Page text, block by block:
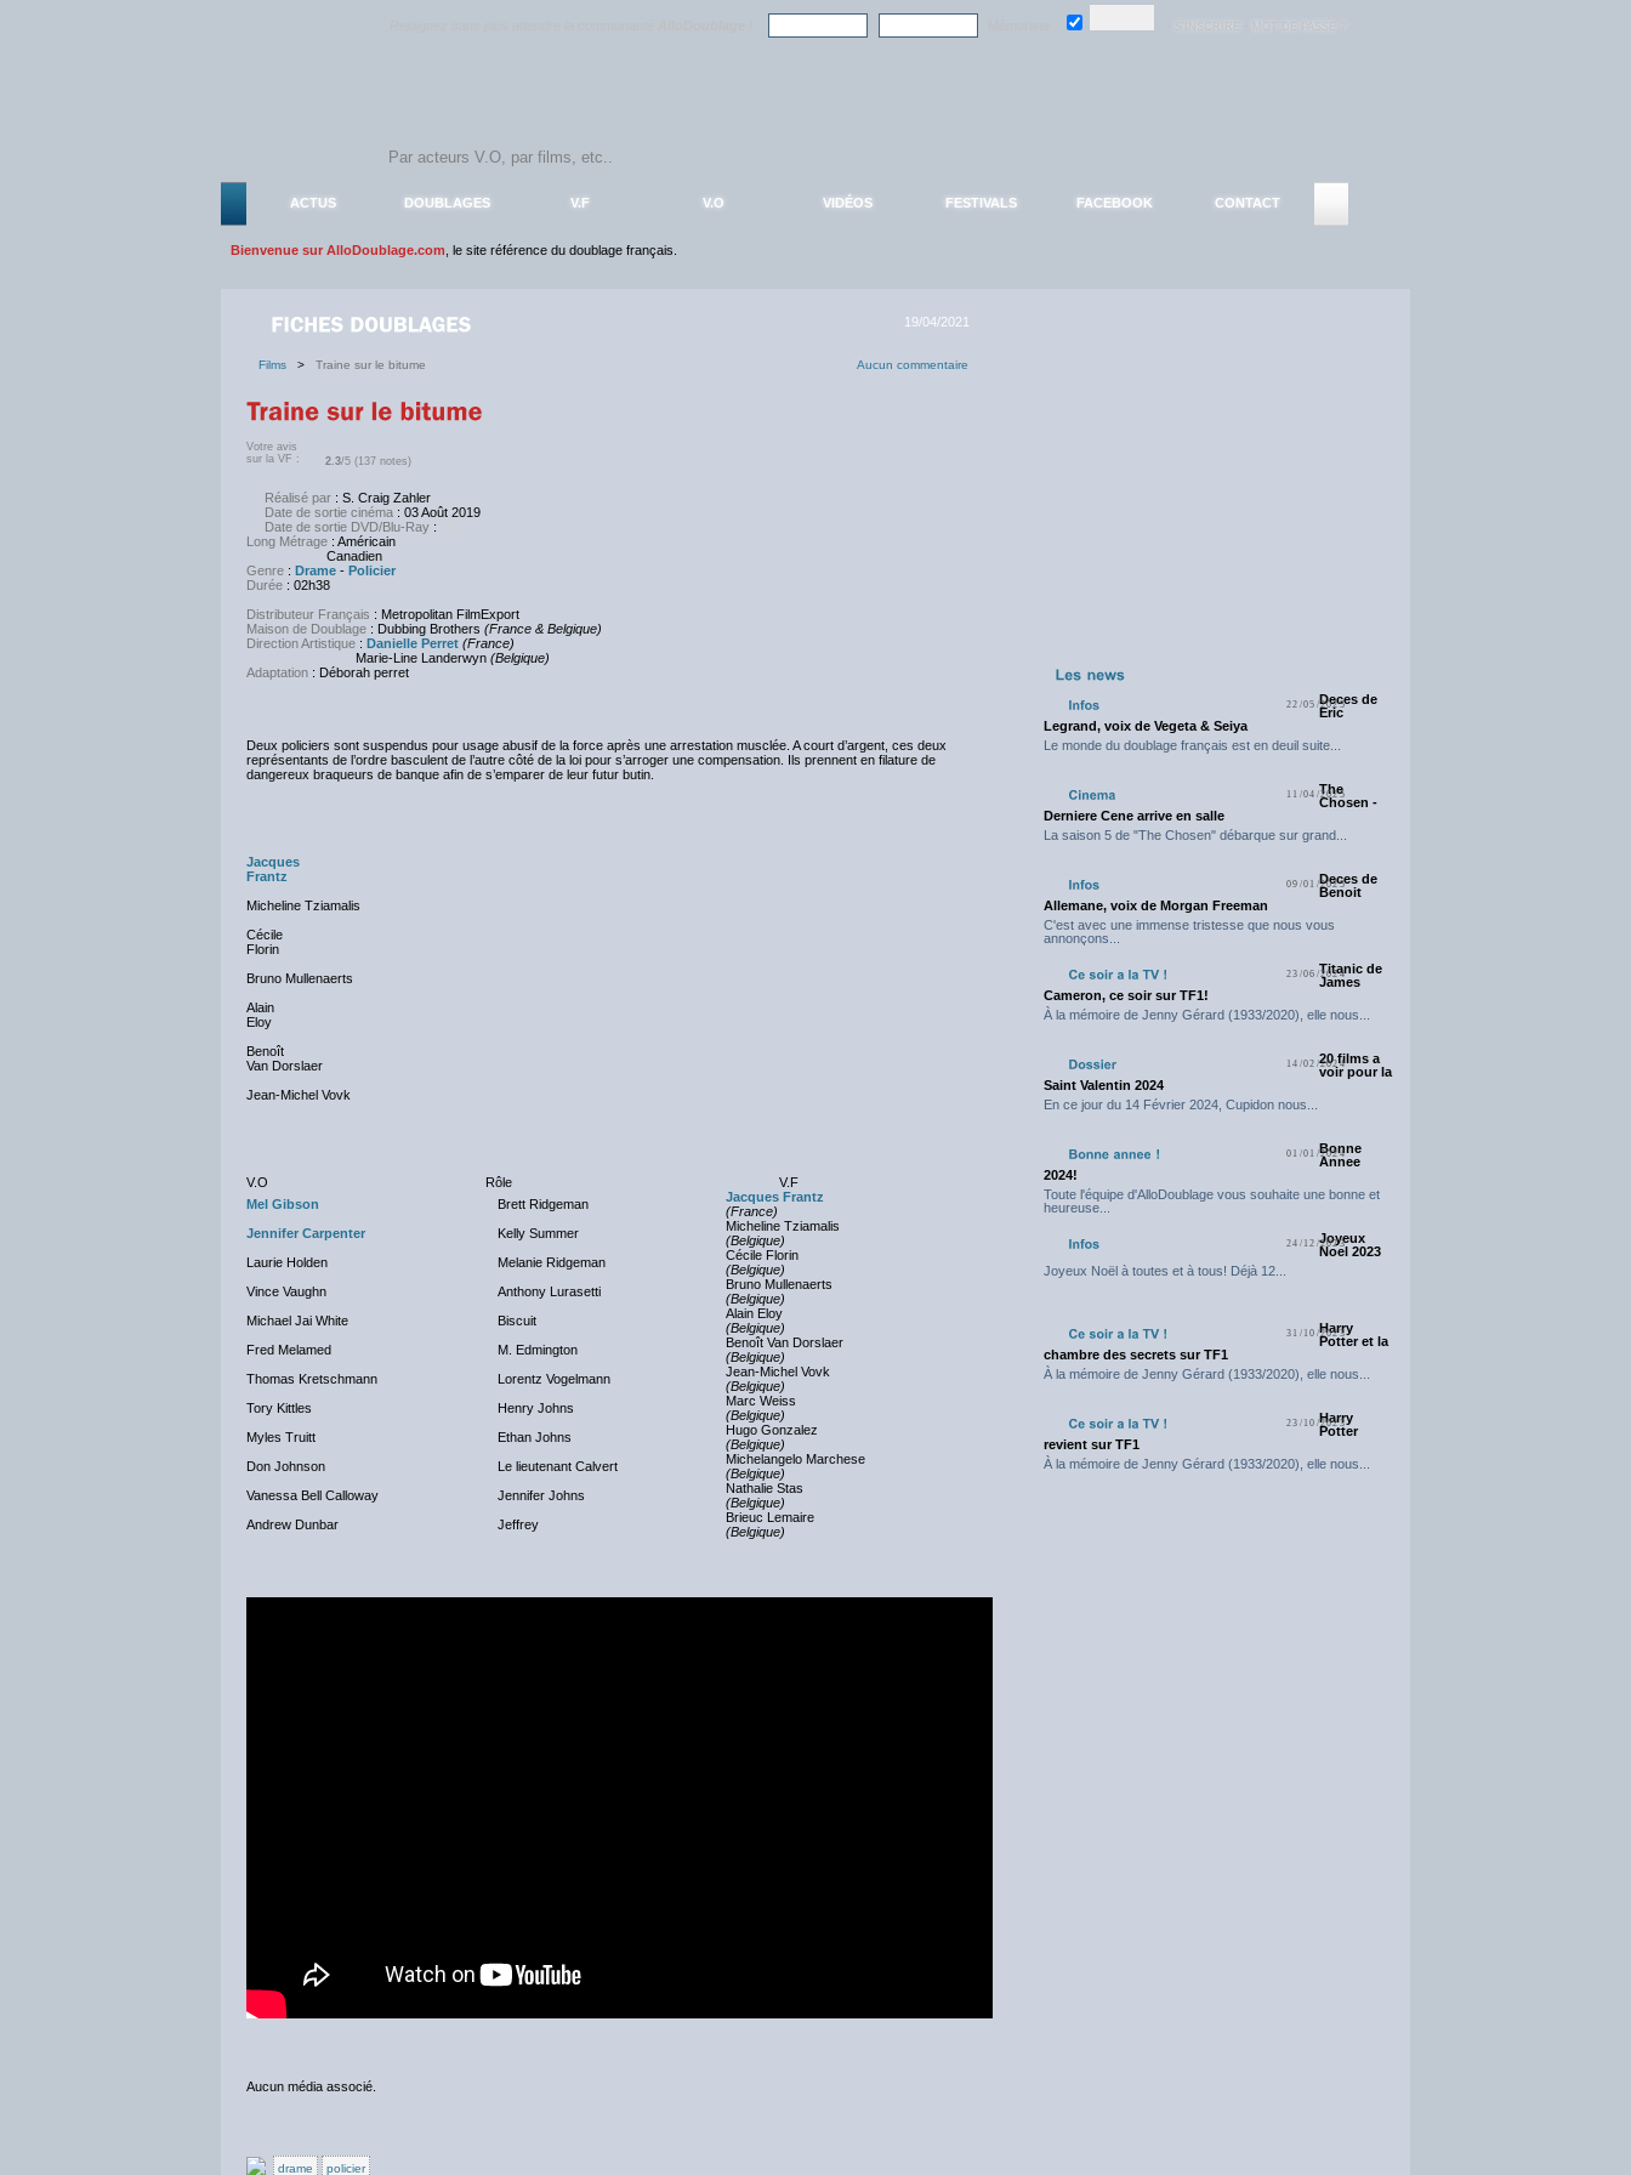
ACTUS DOUBLAGES V.F V.O VIDÉOS FESTIVALS FACEBOOK CONTACT
Bienvenue sur AlloDoublage.com , le site référence du doublage français.
19/04/2021
Films > Traine sur le bitume Aucun commentaire
Votre avis
sur la VF :
2.3/5 (137 notes)
Réalisé par : S. Craig Zahler
Date de sortie cinéma : 03 Août 2019
Date de sortie DVD/Blu-Ray :
Long Métrage : Américain
Canadien
Genre : Drame - Policier
Durée : 02h38
Distributeur Français : Metropolitan FilmExport
Maison de Doublage : Dubbing Brothers (France & Belgique)
Direction Artistique : Danielle Perret (France)
Marie-Line Landerwyn (Belgique)
Adaptation : Déborah perret
Deux policiers sont suspendus pour usage abusif de la force après une arrestation musclée. A court d’argent, ces deux
représentants de l’ordre basculent de l’autre côté de la loi pour s’arroger une compensation. Ils prennent en filature de
dangereux braqueurs de banque afin de s’emparer de leur futur butin.
Jacques
Frantz
Micheline Tziamalis
Cécile
Florin
Bruno Mullenaerts
Alain
Eloy
Benoît
Van Dorslaer
Jean-Michel Vovk
V.O Rôle
V.F
Mel Gibson
Brett Ridgeman
Jacques Frantz
(France)
Jennifer Carpenter
Kelly Summer
Micheline Tziamalis
(Belgique)
Laurie Holden
Melanie Ridgeman
Cécile Florin
(Belgique)
Vince Vaughn
Anthony Lurasetti
Bruno Mullenaerts
(Belgique)
Michael Jai White
Biscuit
Alain Eloy
(Belgique)
Fred Melamed
M. Edmington
Benoît Van Dorslaer
(Belgique)
Thomas Kretschmann
Lorentz Vogelmann
Jean-Michel Vovk
(Belgique)
Tory Kittles
Henry Johns
Marc Weiss
(Belgique)
Myles Truitt
Ethan Johns
Hugo Gonzalez
(Belgique)
Don Johnson
Le lieutenant Calvert
Michelangelo Marchese
(Belgique)
Vanessa Bell Calloway
Jennifer Johns
Nathalie Stas
(Belgique)
Andrew Dunbar
Jeffrey
Brieuc Lemaire
(Belgique)
Aucun média associé.
drame policier
22/05/2025Deces de
Eric
Legrand, voix de Vegeta & Seiya
Le monde du doublage français est en deuil suite...
11/04/2025
The
Chosen -
Derniere Cene arrive en salle
La saison 5 de "The Chosen" débarque sur grand...
09/01/2025Deces de
Benoit
Allemane, voix de Morgan Freeman
C'est avec une immense tristesse que nous vous
annonçons...
23/06/2024Titanic de
James
Cameron, ce soir sur TF1!
À la mémoire de Jenny Gérard (1933/2020), elle nous...
14/02/202420 films a
voir pour la
Saint Valentin 2024
En ce jour du 14 Février 2024, Cupidon nous...
01/01/2024
Bonne
Annee
2024!
Toute l'équipe d'AlloDoublage vous souhaite une bonne et
heureuse...
24/12/2023
Joyeux
Noel 2023
Joyeux Noël à toutes et à tous! Déjà 12...
31/10/2023
Harry
Potter et la
chambre des secrets sur TF1
À la mémoire de Jenny Gérard (1933/2020), elle nous...
23/10/2023
Harry
Potter
revient sur TF1
À la mémoire de Jenny Gérard (1933/2020), elle nous...